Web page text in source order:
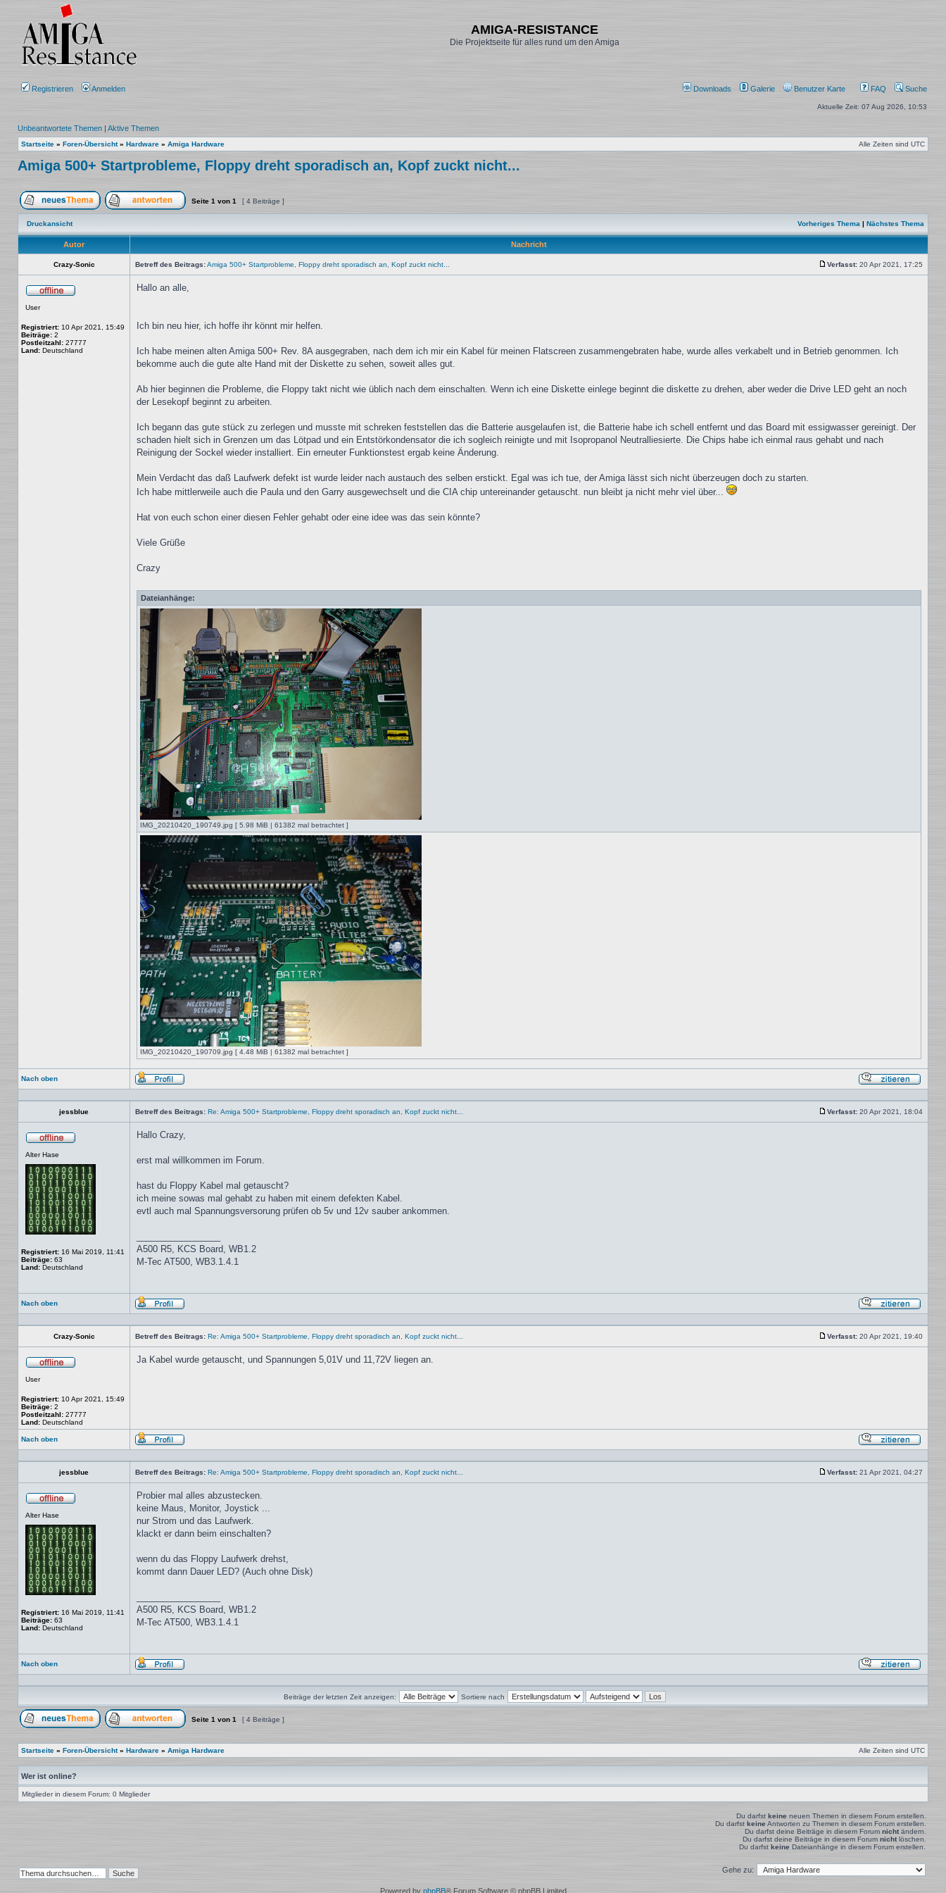
AMIGA-RESISTANCE
Die Projektseite für alles rund um den Amiga
Registrieren Anmelden Downloads Galerie Benutzer Karte FAQ Suche
Aktuelle Zeit: 07 Aug 2026, 10:53
Unbeantwortete Themen | Aktive Themen
Startseite » Foren-Übersicht» Hardware » Amiga Hardware Alle Zeiten sind UTC
Amiga 500+ Startprobleme, Floppy dreht sporadisch an, Kopf zuckt nicht...
Ein neues Thema erstellenAuf das Thema antworten
Seite 1 von 1 [ 4 Beiträge ]
Druckansicht Vorheriges Thema | Nächstes Thema
Autor Nachricht
Crazy-Sonic Betreff des Beitrags:Amiga 500+ Startprobleme, Floppy dreht sporadisch an, Kopf zuckt nicht...
Verfasst: 20 Apr 2021, 17:25
User
Registriert: 10 Apr 2021, 15:49
Beiträge: 2
Postleitzahl: 27777
Land: Deutschland
Hallo an alle,
Ich bin neu hier, ich hoffe ihr könnt mir helfen.
Ich habe meinen alten Amiga 500+ Rev. 8A ausgegraben, nach dem ich mir ein Kabel für meinen Flatscreen zusammengebraten habe, wurde alles verkabelt und in Betrieb genommen. Ich
bekomme auch die gute alte Hand mit der Diskette zu sehen, soweit alles gut.
Ab hier beginnen die Probleme, die Floppy takt nicht wie üblich nach dem einschalten. Wenn ich eine Diskette einlege beginnt die diskette zu drehen, aber weder die Drive LED geht an noch
der Lesekopf beginnt zu arbeiten.
Ich begann das gute stück zu zerlegen und musste mit schreken feststellen das die Batterie ausgelaufen ist, die Batterie habe ich schell entfernt und das Board mit essigwasser gereinigt. Der
schaden hielt sich in Grenzen um das Lötpad und ein Entstörkondensator die ich sogleich reinigte und mit Isopropanol Neutralliesierte. Die Chips habe ich einmal raus gehabt und nach
Reinigung der Sockel wieder installiert. Ein erneuter Funktionstest ergab keine Änderung.
Mein Verdacht das daß Laufwerk defekt ist wurde leider nach austauch des selben erstickt. Egal was ich tue, der Amiga lässt sich nicht überzeugen doch zu starten.
Ich habe mittlerweile auch die Paula und den Garry ausgewechselt und die CIA chip untereinander getauscht. nun bleibt ja nicht mehr viel über...
Hat von euch schon einer diesen Fehler gehabt oder eine idee was das sein könnte?
Viele Grüße
Crazy
Dateianhänge:
IMG_20210420_190749.jpg [ 5.98 MiB | 61382 mal betrachtet ]
IMG_20210420_190709.jpg [ 4.48 MiB | 61382 mal betrachtet ]
Nach oben
Profil
Mit
jessblue
Betreff des Beitrags: Re: Amiga 500+ Startprobleme, Floppy dreht sporadisch an, Kopf zuckt nicht...
Verfasst: 20 Apr 2021, 18:04
Alter Hase
Registriert: 16 Mai 2019, 11:41
Beiträge: 63
Land: Deutschland
Hallo Crazy,
erst mal willkommen im Forum.
hast du Floppy Kabel mal getauscht?
ich meine sowas mal gehabt zu haben mit einem defekten Kabel.
evtl auch mal Spannungsversorung prüfen ob 5v und 12v sauber ankommen.
A500 R5, KCS Board, WB1.2
M-Tec AT500, WB3.1.4.1
Nach oben
Profil
Mit
Crazy-Sonic
Betreff des Beitrags: Re: Amiga 500+ Startprobleme, Floppy dreht sporadisch an, Kopf zuckt nicht...
Verfasst: 20 Apr 2021, 19:40
User
Registriert: 10 Apr 2021, 15:49
Beiträge: 2
Postleitzahl: 27777
Land: Deutschland
Ja Kabel wurde getauscht, und Spannungen 5,01V und 11,72V liegen an.
Nach oben
Profil
Mit
jessblue
Betreff des Beitrags: Re: Amiga 500+ Startprobleme, Floppy dreht sporadisch an, Kopf zuckt nicht...
Verfasst: 21 Apr 2021, 04:27
Alter Hase
Registriert: 16 Mai 2019, 11:41
Beiträge: 63
Land: Deutschland
Probier mal alles abzustecken.
keine Maus, Monitor, Joystick ...
nur Strom und das Laufwerk.
klackt er dann beim einschalten?
wenn du das Floppy Laufwerk drehst,
kommt dann Dauer LED? (Auch ohne Disk)
A500 R5, KCS Board, WB1.2
M-Tec AT500, WB3.1.4.1
Nach oben
Profil
Mit
Beiträge der letzten Zeit anzeigen:
Sortiere nach
Seite 1 von 1 [ 4 Beiträge ]
Startseite » Foren-Übersicht» Hardware » Amiga Hardware Alle Zeiten sind UTC
Wer ist online?
Mitglieder in diesem Forum: 0 Mitglieder
Du darfst keine neuen Themen in diesem Forum erstellen.
Du darfst keine Antworten zu Themen in diesem Forum erstellen.
Du darfst deine Beiträge in diesem Forum nicht ändern.
Du darfst deine Beiträge in diesem Forum nichtlöschen.
Du darfst keine Dateianhänge in diesem Forum erstellen.
Gehe zu:
Powered by phpBB® Forum Software © phpBB Limited